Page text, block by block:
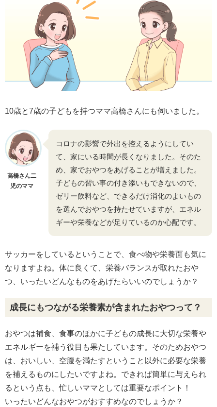
10歳と7歳の子どもを持つママ高橋さんにも伺いました。
高橋さん二
児のママ
コロナの影響で外出を控えるようにしてい
て、家にいる時間が長くなりました。そのた
め、家でおやつをあげることが増えました。
子どもの習い事の付き添いもできないので、
ゼリー飲料など、できるだけ消化のよいもの
を選んでおやつを持たせていますが、エネル
ギーや栄養などが足りているのか心配です。
サッカーをしているということで、食べ物や栄養面も気に
なりますよね。体に良くて、栄養バランスが取れたおや
つ、いったいどんなものをあげたらいいのでしょうか？
成長にもつながる栄養素が含まれたおやつって？
おやつは補食、食事のほかに子どもの成長に大切な栄養や
エネルギーを補う役目も果たしています。そのためおやつ
は、おいしい、空腹を満たすということ以外に必要な栄養
を補えるものにしたいですよね。できれば簡単に与えられ
るという点も、忙しいママとしては重要なポイント！
いったいどんなおやつがおすすめなのでしょうか？